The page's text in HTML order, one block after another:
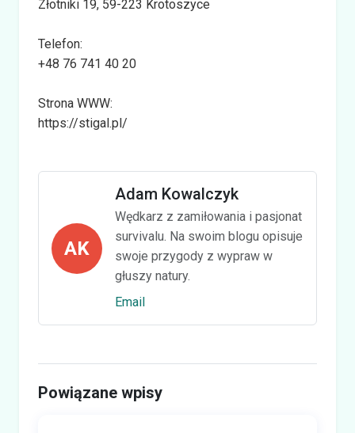
Złotniki 19, 59-223 Krotoszyce
Telefon:
+48 76 741 40 20
Strona WWW:
https://stigal.pl/
AK
Adam Kowalczyk
Wędkarz z zamiłowania i pasjonat
survivalu. Na swoim blogu opisuje
swoje przygody z wypraw w
głuszy natury.
Email
Powiązane wpisy